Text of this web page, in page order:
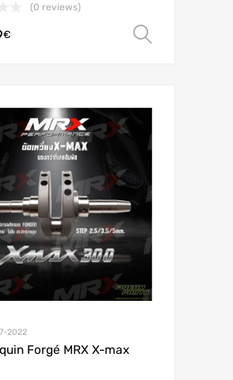
(0 reviews)
€
2022
Forgé MRX X-max